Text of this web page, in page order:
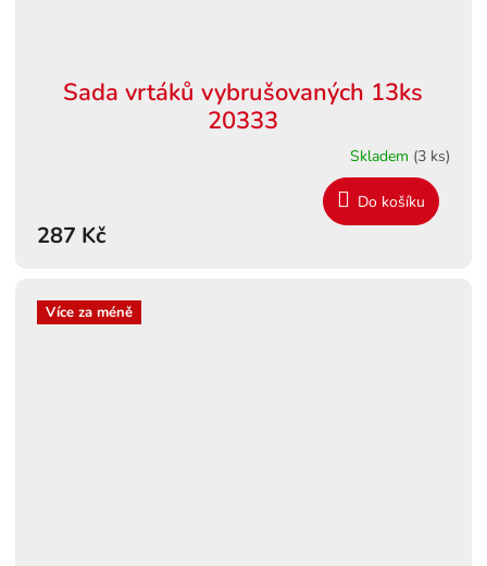
Sada vrtáků vybrušovaných 13ks
20333
Skladem (3 ks)
287 Kč
Do košíku
Více za méně